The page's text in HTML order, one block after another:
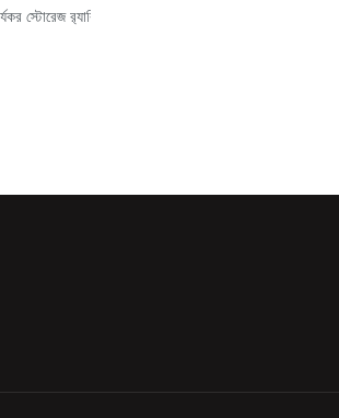
স্টোরেজ র‍্যাকিং সমাধান অন্বেষণ করা